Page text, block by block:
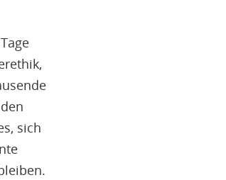
sich